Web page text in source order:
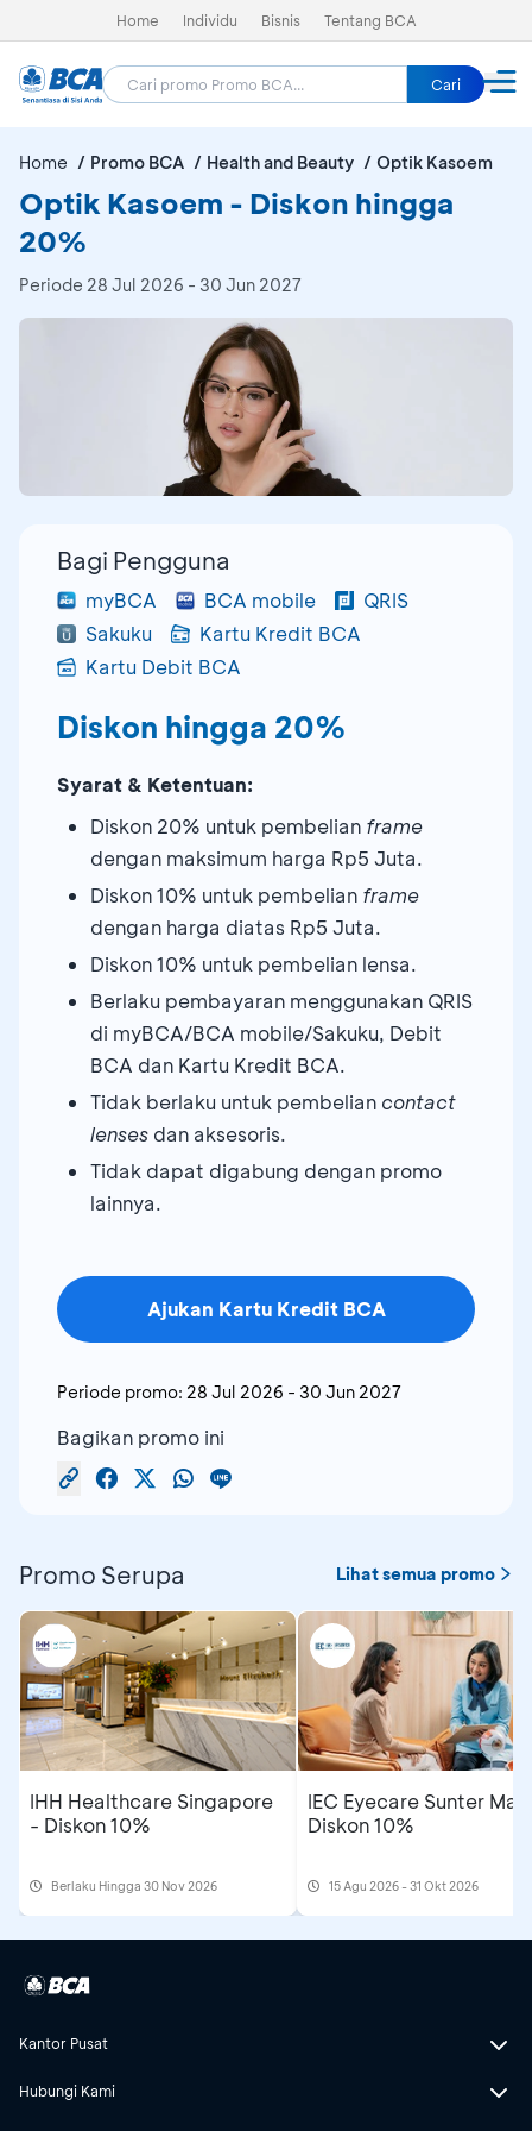
Home Individu Bisnis Tentang BCA
Cari
Home Promo BCA Health and Beauty Optik Kasoem
Optik Kasoem - Diskon hingga
20%
Periode 28 Jul 2026 - 30 Jun 2027
Bagi Pengguna
myBCA BCA mobile
QRIS
Sakuku
Kartu Kredit BCA
Kartu Debit BCA
Diskon hingga 20%
Syarat & Ketentuan:
Diskon 20% untuk pembelian frame
dengan maksimum harga Rp5 Juta.
Diskon 10% untuk pembelian frame
dengan harga diatas Rp5 Juta.
Diskon 10% untuk pembelian lensa.
Berlaku pembayaran menggunakan QRIS
di myBCA/BCA mobile/Sakuku, Debit
BCA dan Kartu Kredit BCA.
Tidak berlaku untuk pembelian contact
lenses dan aksesoris.
Tidak dapat digabung dengan promo
lainnya.
Ajukan Kartu Kredit BCA
Periode promo: 28 Jul 2026 - 30 Jun 2027
Bagikan promo ini
Promo Serupa Lihat semua promo
IHH Healthcare Singapore
- Diskon 10%
Berlaku Hingga 30 Nov 2026
IEC Eyecare Sunter
Diskon 10%
15 Agu 2026 - 31 Okt 2026
Kantor Pusat
Hubungi Kami